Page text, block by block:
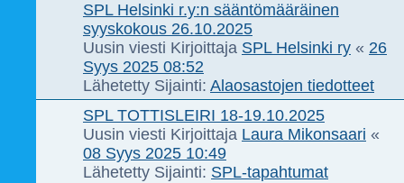
SPL Helsinki r.y:n sääntömääräinen
syyskokous 26.10.2025
Uusin viesti Kirjoittaja SPL Helsinki ry « 26
Syys 2025 08:52
Lähetetty Sijainti: Alaosastojen tiedotteet
SPL TOTTISLEIRI 18-19.10.2025
Uusin viesti Kirjoittaja Laura Mikonsaari «
08 Syys 2025 10:49
Lähetetty Sijainti: SPL-tapahtumat